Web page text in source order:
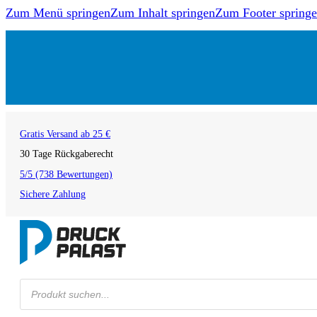
Zum Menü springenZum Inhalt springenZum Footer
Gratis Versand ab 25 €
30 Tage Rückgaberecht
5/5 (738 Bewertungen)
Sichere Zahlung
Products
search